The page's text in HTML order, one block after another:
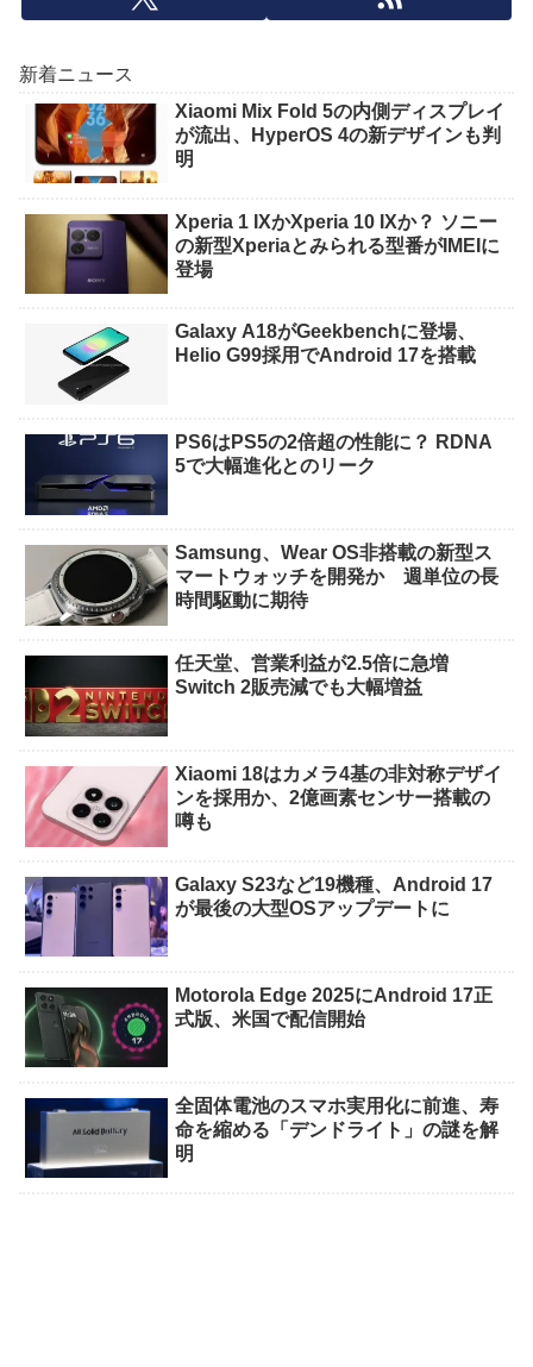
新着ニュース
Xiaomi Mix Fold 5の内側ディスプレイ
が流出、HyperOS 4の新デザインも判
明
Xperia 1 IXかXperia 10 IXか？ ソニー
の新型Xperiaとみられる型番がIMEIに
登場
Galaxy A18がGeekbenchに登場、
Helio G99採用でAndroid 17を搭載
PS6はPS5の2倍超の性能に？ RDNA
5で大幅進化とのリーク
Samsung、Wear OS非搭載の新型ス
マートウォッチを開発か 週単位の長
時間駆動に期待
任天堂、営業利益が2.5倍に急増
Switch 2販売減でも大幅増益
Xiaomi 18はカメラ4基の非対称デザイ
ンを採用か、2億画素センサー搭載の
噂も
Galaxy S23など19機種、Android 17
が最後の大型OSアップデートに
Motorola Edge 2025にAndroid 17正
式版、米国で配信開始
全固体電池のスマホ実用化に前進、寿
命を縮める「デンドライト」の謎を解
明